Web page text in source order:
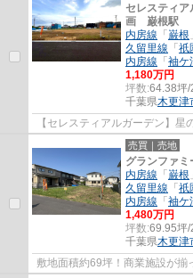
セレスティ
画 巌根駅
内房線 「 巌根
久留里線 「 祇
内房線 「 袖ケ
1,180万円
坪数:64.38坪/
千葉県木更津
【セレスティアルガーデン】星
売買｜売地
グランファ
内房線 「 巌根
久留里線 「 祇
内房線 「 袖ケ
1,480万円
坪数:69.95坪/
千葉県木更津
敷地面積約69坪！商業施設が揃